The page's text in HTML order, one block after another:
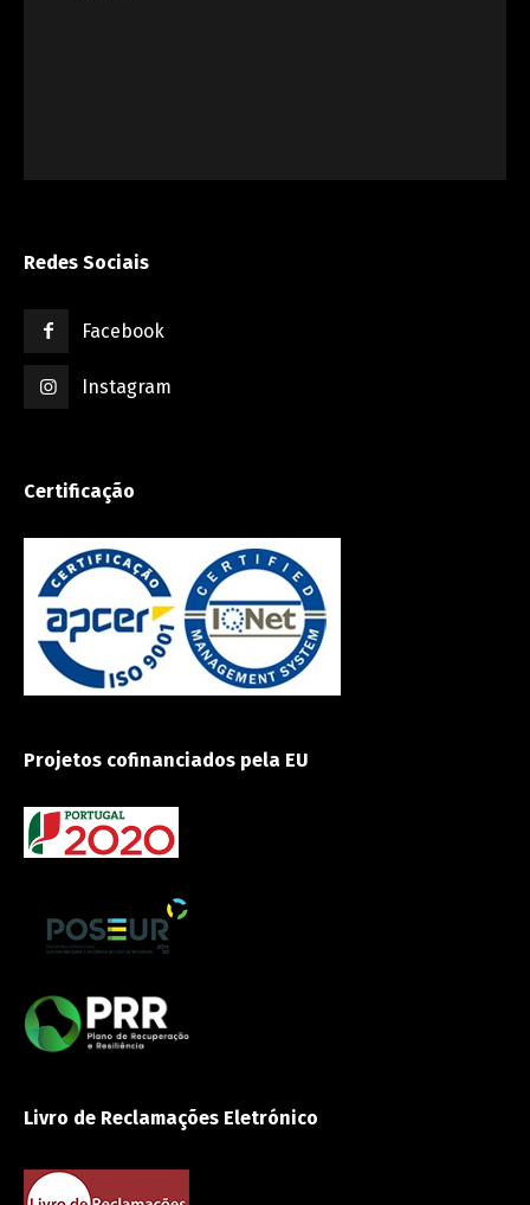
Redes Sociais
Facebook
Instagram
Certificação
Projetos cofinanciados pela EU
Livro de Reclamações Eletrónico